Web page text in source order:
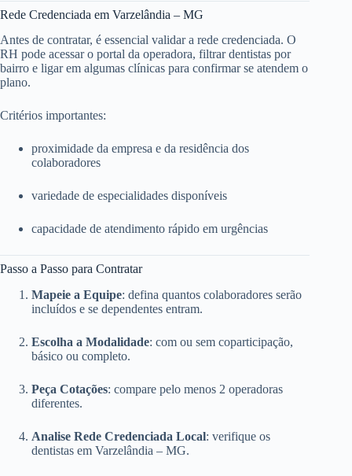
Rede Credenciada em Varzelândia – MG
Antes de contratar, é essencial validar a rede credenciada. O
RH pode acessar o portal da operadora, filtrar dentistas por
bairro e ligar em algumas clínicas para confirmar se atendem o
plano.
Critérios importantes:
proximidade da empresa e da residência dos
colaboradores
variedade de especialidades disponíveis
capacidade de atendimento rápido em urgências
Passo a Passo para Contratar
Mapeie a Equipe: defina quantos colaboradores serão
incluídos e se dependentes entram.
Escolha a Modalidade: com ou sem coparticipação,
básico ou completo.
Peça Cotações: compare pelo menos 2 operadoras
diferentes.
Analise Rede Credenciada Local: verifique os
dentistas em Varzelândia – MG.